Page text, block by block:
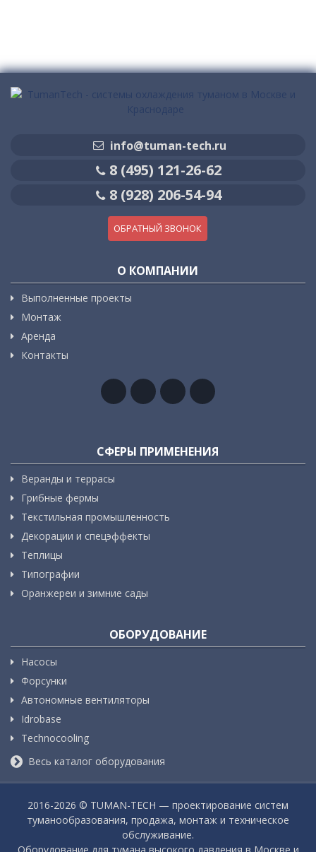
info@tuman-tech.ru
8 (495) 121-26-62
8 (928) 206-54-94
ОБРАТНЫЙ ЗВОНОК
О КОМПАНИИ
Выполненные проекты
Монтаж
Аренда
Контакты
СФЕРЫ ПРИМЕНЕНИЯ
Веранды и террасы
Грибные фермы
Текстильная промышленность
Декорации и спецэффекты
Теплицы
Типографии
Оранжереи и зимние сады
ОБОРУДОВАНИЕ
Насосы
Форсунки
Автономные вентиляторы
Idrobase
Technocooling
Весь каталог оборудования
2016-2026 © TUMAN-TECH — проектирование систем
туманообразования, продажа, монтаж и техническое
обслуживание.